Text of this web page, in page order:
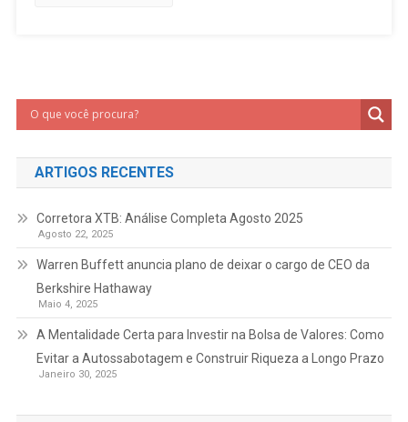
ARTIGOS RECENTES
Corretora XTB: Análise Completa Agosto 2025
Agosto 22, 2025
Warren Buffett anuncia plano de deixar o cargo de CEO da
Berkshire Hathaway
Maio 4, 2025
A Mentalidade Certa para Investir na Bolsa de Valores: Como
Evitar a Autossabotagem e Construir Riqueza a Longo Prazo
Janeiro 30, 2025